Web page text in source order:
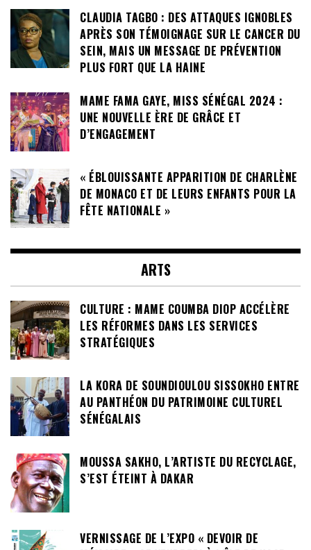
CLAUDIA TAGBO : DES ATTAQUES IGNOBLES
APRÈS SON TÉMOIGNAGE SUR LE CANCER DU
SEIN, MAIS UN MESSAGE DE PRÉVENTION
PLUS FORT QUE LA HAINE
MAME FAMA GAYE, MISS SÉNÉGAL 2024 :
UNE NOUVELLE ÈRE DE GRÂCE ET
D’ENGAGEMENT
« ÉBLOUISSANTE APPARITION DE CHARLÈNE
DE MONACO ET DE LEURS ENFANTS POUR LA
FÊTE NATIONALE »
ARTS
CULTURE : MAME COUMBA DIOP ACCÉLÈRE
LES RÉFORMES DANS LES SERVICES
STRATÉGIQUES
LA KORA DE SOUNDIOULOU SISSOKHO ENTRE
AU PANTHÉON DU PATRIMOINE CULTUREL
SÉNÉGALAIS
MOUSSA SAKHO, L’ARTISTE DU RECYCLAGE,
S’EST ÉTEINT À DAKAR
VERNISSAGE DE L’EXPO « DEVOIR DE